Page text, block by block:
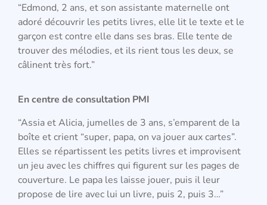
“Edmond, 2 ans, et son assistante maternelle ont
adoré découvrir les petits livres, elle lit le texte et le
garçon est contre elle dans ses bras. Elle tente de
trouver des mélodies, et ils rient tous les deux, se
câlinent très fort.”
En centre de consultation PMI
“Assia et Alicia, jumelles de 3 ans, s’emparent de la
boîte et crient “super, papa, on va jouer aux cartes”.
Elles se répartissent les petits livres et improvisent
un jeu avec les chiffres qui figurent sur les pages de
couverture. Le papa les laisse jouer, puis il leur
propose de lire avec lui un livre, puis 2, puis 3…”